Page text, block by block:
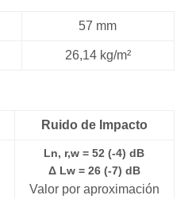
57 mm
26,14 kg/m²
Ruido de Impacto
Ln, r,w = 52 (-4) dB
Δ Lw = 26 (-7) dB
Valor por aproximación